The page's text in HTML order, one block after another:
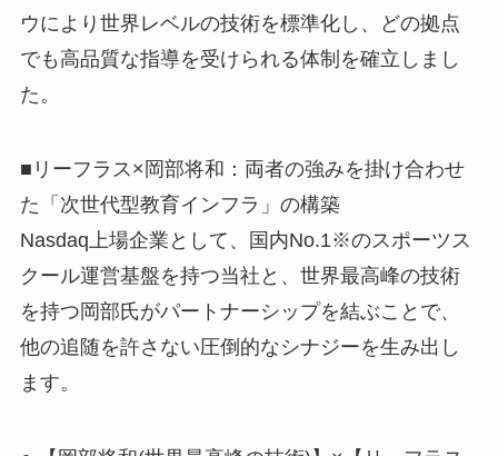
ウにより世界レベルの技術を標準化し、どの拠点
でも高品質な指導を受けられる体制を確立しまし
た。
■リーフラス×岡部将和：両者の強みを掛け合わせ
た「次世代型教育インフラ」の構築
Nasdaq上場企業として、国内No.1※のスポーツス
クール運営基盤を持つ当社と、世界最高峰の技術
を持つ岡部氏がパートナーシップを結ぶことで、
他の追随を許さない圧倒的なシナジーを生み出し
ます。